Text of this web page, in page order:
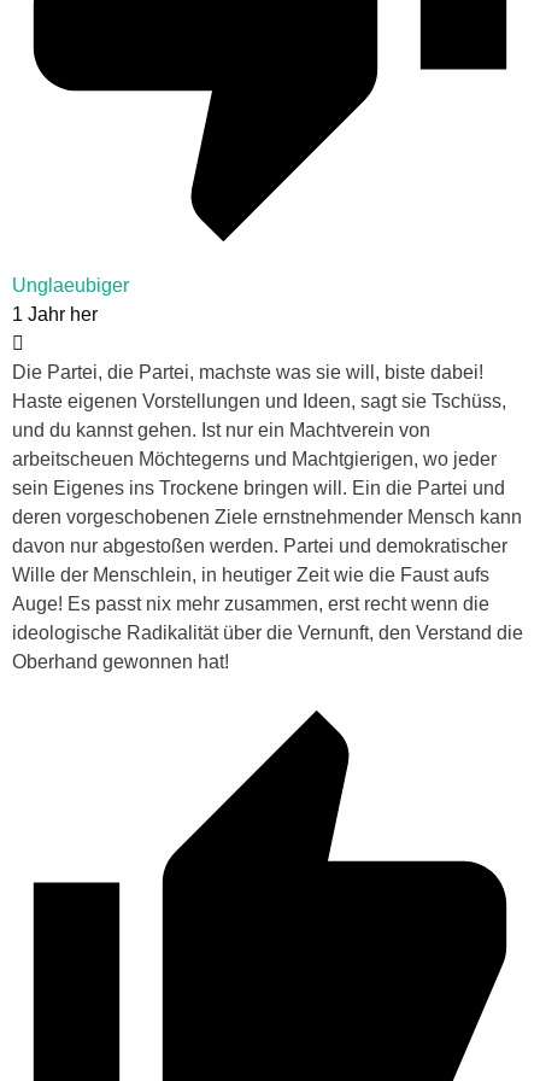
Unglaeubiger
1 Jahr her
Die Partei, die Partei, machste was sie will, biste dabei!
Haste eigenen Vorstellungen und Ideen, sagt sie Tschüss,
und du kannst gehen. Ist nur ein Machtverein von
arbeitscheuen Möchtegerns und Machtgierigen, wo jeder
sein Eigenes ins Trockene bringen will. Ein die Partei und
deren vorgeschobenen Ziele ernstnehmender Mensch kann
davon nur abgestoßen werden. Partei und demokratischer
Wille der Menschlein, in heutiger Zeit wie die Faust aufs
Auge! Es passt nix mehr zusammen, erst recht wenn die
ideologische Radikalität über die Vernunft, den Verstand die
Oberhand gewonnen hat!